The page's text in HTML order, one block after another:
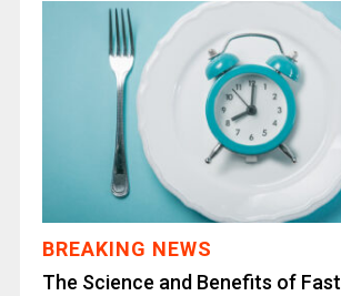
BREAKING NEWS
The Science and Benefits of